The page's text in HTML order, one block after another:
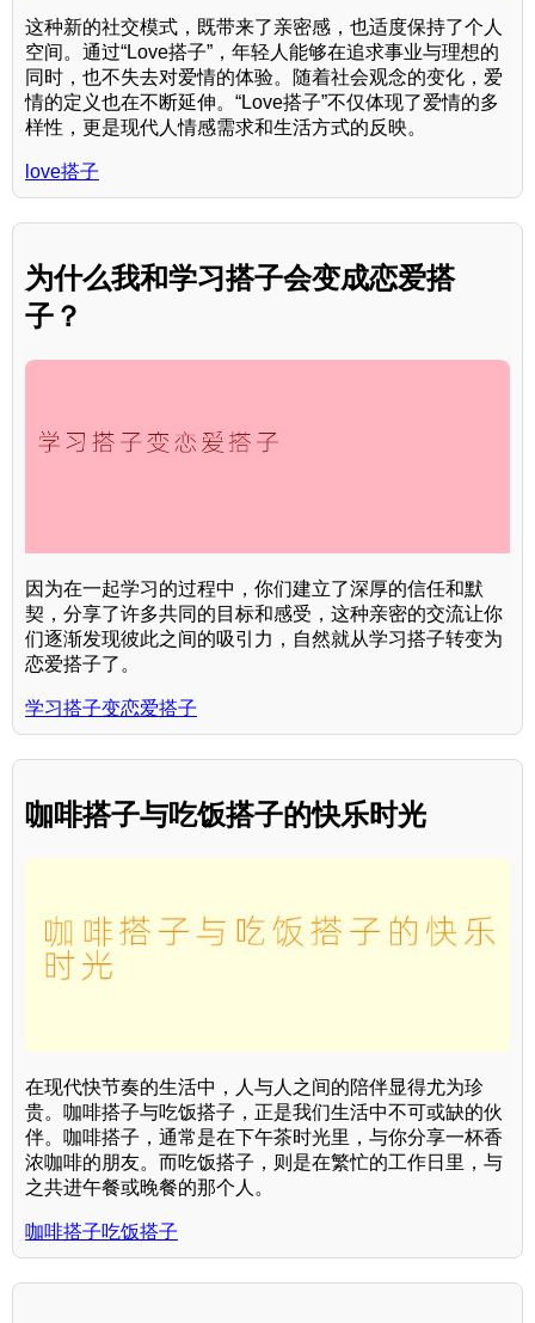
这种新的社交模式，既带来了亲密感，也适度保持了个人
空间。通过“Love搭子”，年轻人能够在追求事业与理想的
同时，也不失去对爱情的体验。随着社会观念的变化，爱
情的定义也在不断延伸。“Love搭子”不仅体现了爱情的多
样性，更是现代人情感需求和生活方式的反映。
love搭子
为什么我和学习搭子会变成恋爱搭
子？
因为在一起学习的过程中，你们建立了深厚的信任和默
契，分享了许多共同的目标和感受，这种亲密的交流让你
们逐渐发现彼此之间的吸引力，自然就从学习搭子转变为
恋爱搭子了。
学习搭子变恋爱搭子
咖啡搭子与吃饭搭子的快乐时光
在现代快节奏的生活中，人与人之间的陪伴显得尤为珍
贵。咖啡搭子与吃饭搭子，正是我们生活中不可或缺的伙
伴。咖啡搭子，通常是在下午茶时光里，与你分享一杯香
浓咖啡的朋友。而吃饭搭子，则是在繁忙的工作日里，与
之共进午餐或晚餐的那个人。
咖啡搭子吃饭搭子